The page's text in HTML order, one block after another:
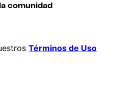
comunidad
Términos de Uso